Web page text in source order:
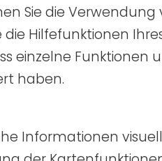
Sie die
Hilfefunktionen
einzelne Funktionen
haben.
Informationen